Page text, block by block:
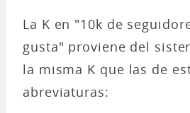
La K en "10k de
gusta" proviene del
la misma K que las de
abreviaturas: